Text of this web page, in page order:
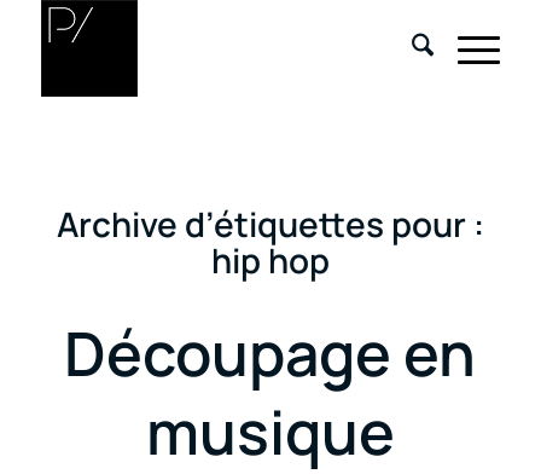
Archive d’étiquettes pour :
hip hop
Découpage en
musique